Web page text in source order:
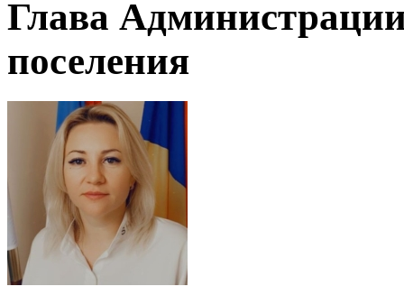
Глава
поселения